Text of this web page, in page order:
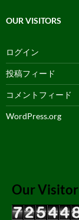
OUR VISITORS
ログイン
投稿フィード
コメントフィード
WordPress.org
Our Visitor